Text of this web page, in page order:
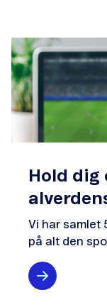
Hold dig
Vi har samlet
på alt den